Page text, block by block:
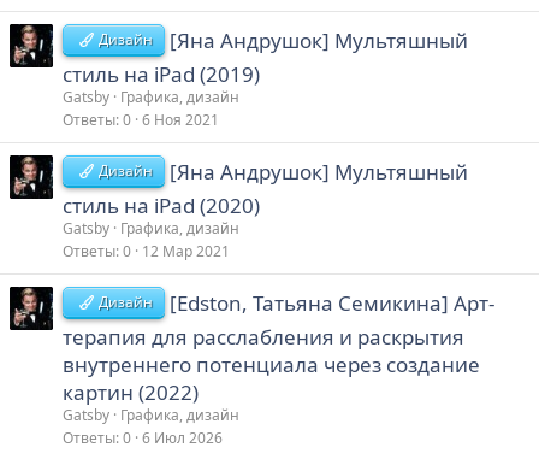
Дизайн
[Яна Андрушок] Мультяшный
стиль на iPad (2019)
Gatsby Графика, дизайн
Ответы 0 6 Ноя 2021
Дизайн
[Яна Андрушок] Мультяшный
стиль на iPad (2020)
Gatsby Графика, дизайн
Ответы 0 12 Мар 2021
Дизайн
[Edston, Татьяна Семикина] Арт-
терапия для расслабления и раскрытия
внутреннего потенциала через создание
картин (2022)
Gatsby Графика, дизайн
Ответы 0 6 Июл 2026